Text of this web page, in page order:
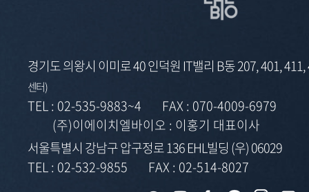
경기도 의왕시 이미로 40 인덕원 IT밸리 B동 207, 401,
센터)
TEL : 02-535-9883~4 FAX : 070-4009-6979
(주)이에이치엘바이오 : 이홍기 대표이사
서울특별시 강남구 압구정로 136 EHL빌딩 (우) 06029
TEL : 02-532-9855 FAX : 02-514-8027